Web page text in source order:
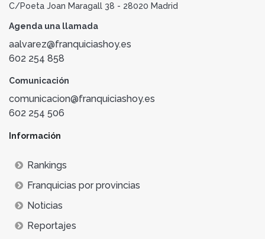
C/Poeta Joan Maragall 38 - 28020 Madrid
Agenda una llamada
aalvarez@franquiciashoy.es
602 254 858
Comunicación
comunicacion@franquiciashoy.es
602 254 506
Información
Rankings
Franquicias por provincias
Noticias
Reportajes